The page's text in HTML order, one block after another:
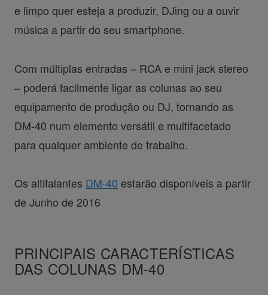
e limpo quer esteja a produzir, DJing ou a ouvir
música a partir do seu smartphone.
Com múltiplas entradas – RCA e mini jack stereo
– poderá facilmente ligar as colunas ao seu
equipamento de produção ou DJ, tornando as
DM-40 num elemento versátil e multifacetado
para qualquer ambiente de trabalho.
Os altifalantes DM-40 estarão disponíveis a partir
de Junho de 2016
PRINCIPAIS CARACTERÍSTICAS
DAS COLUNAS DM-40